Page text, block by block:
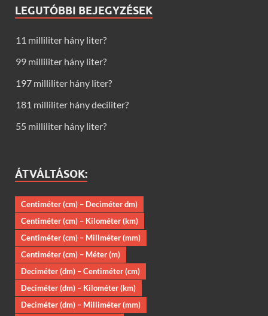
LEGUTÓBBI BEJEGYZÉSEK
11 milliliter hány liter?
99 milliliter hány liter?
197 milliliter hány liter?
181 milliliter hány deciliter?
55 milliliter hány liter?
ÁTVÁLTÁSOK:
Centiméter (cm) – Deciméter dm)
Centiméter (cm) – Kilométer (km)
Centiméter (cm) – Millméter (mm)
Centiméter (cm) – Méter (m)
Deciméter (dm) – Centiméter (cm)
Deciméter (dm) – Kilométer (km)
Deciméter (dm) – Milliméter (mm)